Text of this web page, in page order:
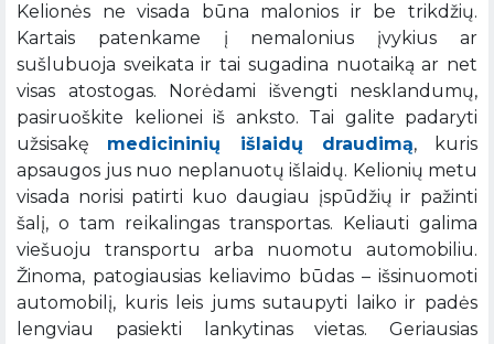
Kelionės ne visada būna malonios ir be trikdžių.
Kartais patenkame į nemalonius įvykius ar
sušlubuoja sveikata ir tai sugadina nuotaiką ar net
visas atostogas. Norėdami išvengti nesklandumų,
pasiruoškite kelionei iš anksto. Tai galite padaryti
užsisakę medicininių išlaidų draudimą, kuris
apsaugos jus nuo neplanuotų išlaidų. Kelionių metu
visada norisi patirti kuo daugiau įspūdžių ir pažinti
šalį, o tam reikalingas transportas. Keliauti galima
viešuoju transportu arba nuomotu automobiliu.
Žinoma, patogiausias keliavimo būdas – išsinuomoti
automobilį, kuris leis jums sutaupyti laiko ir padės
lengviau pasiekti lankytinas vietas. Geriausias